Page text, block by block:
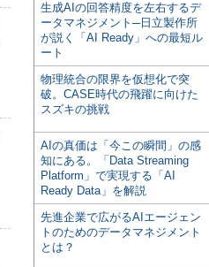
生成AIの回答精度を左右するデ
ータマネジメント─日立製作所
が説く「AI Ready」への最短ル
ート
物理統合の限界を仮想化で突
破。CASE時代の飛躍に向けた
スズキの挑戦
AIの真価は「今この瞬間」の感
知にある。「Data Streaming
Platform」で実現する「AI
Ready Data」を解説
先進企業で広がるAIエージェン
トのためのデータマネジメント
とは？